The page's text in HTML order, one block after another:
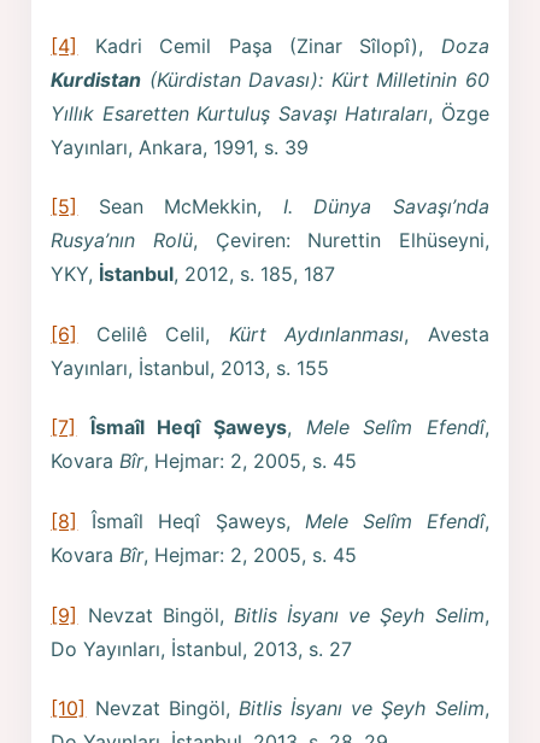
[4] Kadri Cemil Paşa (Zinar Sîlopî), Doza
Kurdistan (Kürdistan Davası): Kürt Milletinin 60
Yıllık Esaretten Kurtuluş Savaşı Hatıraları, Özge
Yayınları, Ankara, 1991, s. 39
[5] Sean McMekkin, I. Dünya Savaşı’nda
Rusya’nın Rolü, Çeviren: Nurettin Elhüseyni,
YKY, İstanbul, 2012, s. 185, 187
[6] Celilê Celil, Kürt Aydınlanması, Avesta
Yayınları, İstanbul, 2013, s. 155
[7] Îsmaîl Heqî Şaweys, Mele Selîm Efendî,
KovaraBîr, Hejmar: 2, 2005, s. 45
[8] Îsmaîl Heqî Şaweys, Mele Selîm Efendî,
KovaraBîr, Hejmar: 2, 2005, s. 45
[9] Nevzat Bingöl, Bitlis İsyanı ve Şeyh Selim,
Do Yayınları, İstanbul, 2013, s. 27
[10] Nevzat Bingöl, Bitlis İsyanı ve Şeyh Selim,